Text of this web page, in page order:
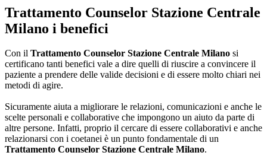
Trattamento Counselor Stazione Centrale
Milano i benefici
Con il Trattamento Counselor Stazione Centrale Milano si
certificano tanti benefici vale a dire quelli di riuscire a convincere il
paziente a prendere delle valide decisioni e di essere molto chiari nei
metodi di agire.
Sicuramente aiuta a migliorare le relazioni, comunicazioni e anche le
scelte personali e collaborative che impongono un aiuto da parte di
altre persone. Infatti, proprio il cercare di essere collaborativi e anche
relazionarsi con i coetanei è un punto fondamentale di un
Trattamento Counselor Stazione Centrale Milano.